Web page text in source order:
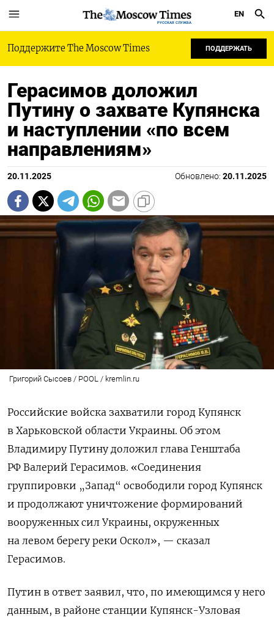
РУССКАЯ СЛУЖБА
EN
Поддержите The Moscow Times ПОДДЕРЖАТЬ
Герасимов доложил
Путину о захвате Купянска
и наступлении «по всем
направлениям»
20.11.2025 Обновлено: 20.11.2025
Григорий Сысоев / POOL / kremlin.ru
Российские войска захватили город Купянск
в Харьковской области Украины. Об этом
Владимиру Путину доложил глава Генштаба
РФ Валерий Герасимов. «Соединения
группировки „Запад“ освободили город Купянск
и продолжают уничтожение формирований
вооруженных сил Украины, окруженных
на левом берегу реки Оскол», — сказал
Герасимов.
Путин в ответ заявил, что, по имеющимся у него
данным, в районе станции Купянск-Узловая